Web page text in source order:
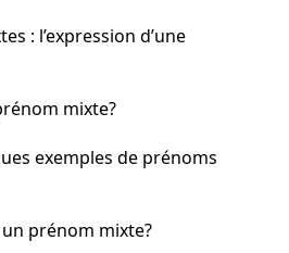
: l’expression d’une
mixte?
exemples de prénoms
prénom mixte?